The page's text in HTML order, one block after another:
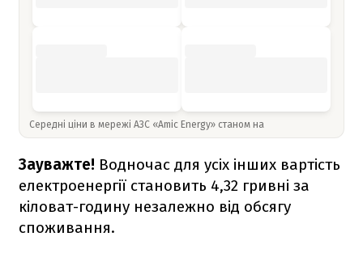
Середні ціни в мережі АЗС «Amic Energy» станом на
Зауважте! Водночас для усіх інших вартість
електроенергії становить 4,32 гривні за
кіловат-годину незалежно від обсягу
споживання.